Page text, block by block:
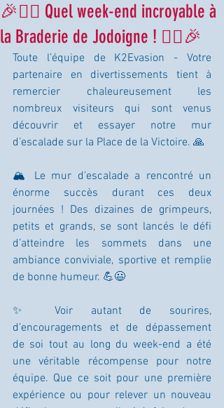
🎉🧗‍♂️ Quel week-end incroyable à
la Braderie de Jodoigne ! 🧗‍♀️🎉
Toute l’équipe de K2Evasion - Votre
partenaire en divertissements tient à
remercier chaleureusement les
nombreux visiteurs qui sont venus
découvrir et essayer notre mur
d’escalade sur la Place de la Victoire. 🙏
🏔️ Le mur d’escalade a rencontré un
énorme succès durant ces deux
journées ! Des dizaines de grimpeurs,
petits et grands, se sont lancés le défi
d’atteindre les sommets dans une
ambiance conviviale, sportive et remplie
de bonne humeur. 💪😃
✨ Voir autant de sourires,
d’encouragements et de dépassement
de soi tout au long du week-end a été
une véritable récompense pour notre
équipe. Que ce soit pour une première
expérience ou pour relever un nouveau